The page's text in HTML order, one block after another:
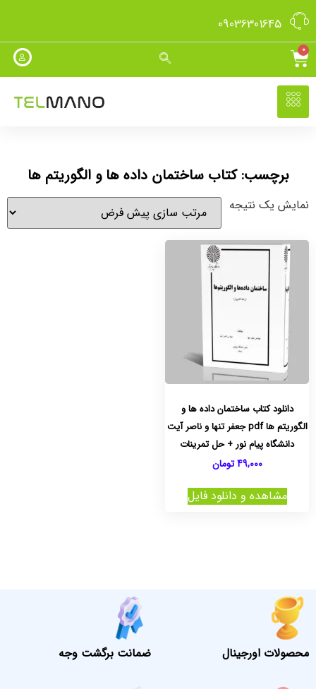
09036301645
0
برچسب: کتاب ساختمان داده ها و الگوریتم ها
نمایش یک نتیجه
دانلود کتاب ساختمان داده ها و
الگوریتم ها pdf جعفر تنها و ناصر آیت
دانشگاه پیام نور + حل تمرینات
49,000 تومان
مشاهده و دانلود فایل
محصولات اورجینال ضمانت برگشت وجه